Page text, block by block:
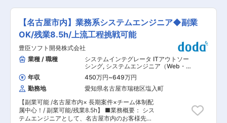
年目） ■当社の魅力ポイント ・1958年の設立か
ら、名古屋を中心にFC事業を展開している東洋企
業です！ ∟複数店舗の運営で地域に貢献してきま
した。現在はブランド品の買取を手がける『おた
からや』をはじめ、運営業態や店舗数も順調に拡
大しています！ ・経験を活かしてリスタート！
「ただ接客をしているだけでは物足りない」「ノ
ルマが厳しい営業で、なかなか結果を出せなかっ
た」といった方に最適な買取専門店での業務で、
専門知識は一から学べます。経験・資格・学歴す
べて不問 ですので「自分の経歴が不安」という方
も是非ご応募ください！ ・働き方も収入も妥協し
ません！ ◎完全週休2日制・ 年間休日120日以上
ていないため、目の前の生徒に向き合える環境が
備わっております。 ■業務詳細： 講師ではない
ため、授業を担当することはありません。校舎ご
とに裁量が与えられているため、自分の意見を反
映させながら運営することができます。 ■身につ
くスキル： 生徒との面談や従業員のマネジメント
通して、提案力、ヒアリング力、関係性構築力を
身に着けることができるため成長できる環境で
す。 1年目は覚えることもあり大変な部分もあり
ますが、生徒の成長に携わることが出来るところ
が醍醐味です。 ■入社後の流れ まずは新瑞橋校
舎にて河合塾マナビスの研修を受けていただきま
す。その後は各校舎へ配属。OJTで先輩から業務
の流れなどを学びます。教育体制が整っており、
【名古屋市内】業務系システムエンジニア◆副業
OK/残業8.5h/上流工程挑戦可能
豊臣ソフト開発株式会社
業種 / 職種
システムインテグレータ ITアウトソー
シング, システムエンジニア（Web・
オープン系・パッケージ開発） Webサ
ービス系エンジニア（フロントエン
ド・サーバーサイド・フルスタック）
年収 450万円~649万円
勤務地
愛知県名古屋市瑞穂区塩入町
【副業可能 /名古屋市内× 長期案件×チーム体制配
属中心！/ 副業可能/残業8.5h】 ■業務概要： シス
テムエンジニアとして、名古屋市内のお客様先に